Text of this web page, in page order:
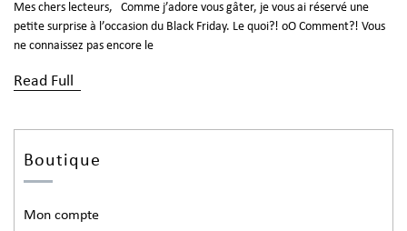
Mes chers lecteurs, Comme j’adore vous gâter, je vous ai réservé une
petite surprise à l’occasion du Black Friday. Le quoi?! oO Comment?! Vous
ne connaissez pas encore le
Read Full
Boutique
Mon compte